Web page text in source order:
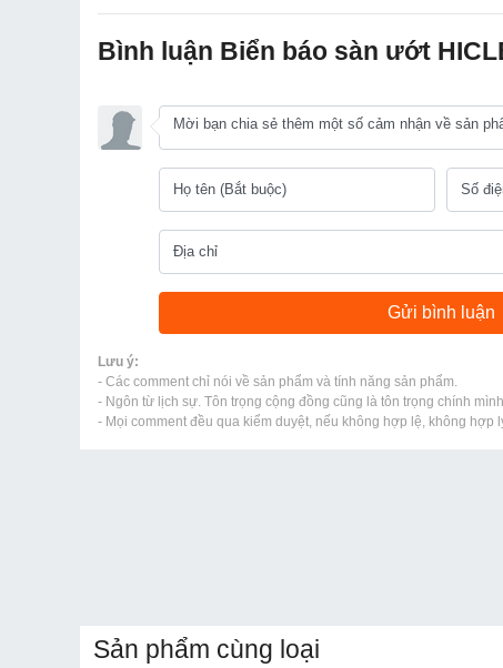
Bình luận Biển báo sàn ướt
Lưu ý:
- Các comment chỉ nói về sản phẩm và tính năng sản phẩm.
- Ngôn từ lịch sự. Tôn trọng cộng đồng cũng là tôn trọng chính
- Mọi comment đều qua kiểm duyệt, nếu không hợp lệ, không hợp
Sản phẩm cùng loại